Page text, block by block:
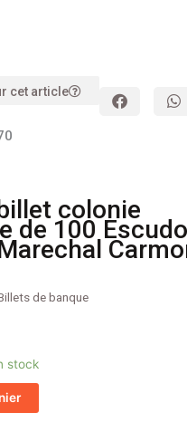
cet article
colonie
de 100
de banque
stock